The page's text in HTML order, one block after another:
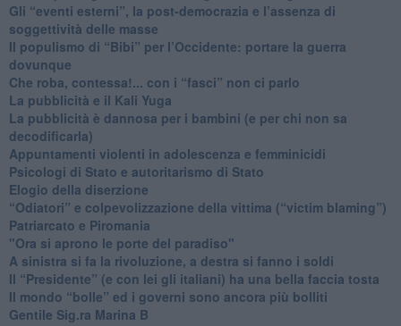
​Gli “eventi esterni”, la post-democrazia e l’assenza di
soggettività delle masse
​Il populismo di “Bibi” per l’Occidente: portare la guerra
dovunque
​Che roba, contessa!... con i “fasci” non ci parlo
La pubblicità e il Kali Yuga
​La pubblicità è dannosa per i bambini (e per chi non sa
decodificarla)
​Appuntamenti violenti in adolescenza e femminicidi
​Psicologi di Stato e autoritarismo di Stato
Elogio della diserzione
“Odiatori” e colpevolizzazione della vittima (“victim blaming”)
​Patriarcato e Piromania
"Ora si aprono le porte del paradiso"
​A sinistra si fa la rivoluzione, a destra si fanno i soldi
​Il “Presidente” (e con lei gli italiani) ha una bella faccia tosta
​Il mondo “bolle” ed i governi sono ancora più bolliti
​Gentile Sig.ra Marina B